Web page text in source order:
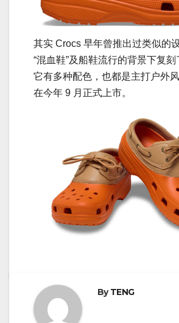
其实 Crocs 早年曾推出过类似的
“混血鞋”及船鞋流行的背景下复刻
它有多种配色，也都是主打户外
在今年 9 月正式上市。
ByTENG